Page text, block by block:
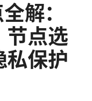
解：
节点选
私保护